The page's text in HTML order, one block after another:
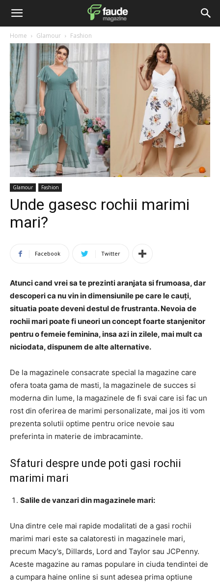
Home Glamour Fashion
Glamour Fashion
Unde gasesc rochii marimi
mari?
Facebook Twitter
Atunci cand vrei sa te prezinti aranjata si frumoasa, dar
descoperi ca nu vin in dimensiunile pe care le cauți,
situatia poate deveni destul de frustranta. Nevoia de
rochii mari poate fi uneori un concept foarte stanjenitor
pentru o femeie feminina, insa azi in zilele, mai mult ca
niciodata, dispunem de alte alternative.
De la magazinele consacrate special la magazine care
ofera toata gama de masti, la magazinele de succes si
moderna din lume, la magazinele de fi svai care isi fac un
rost din oferirea de marimi personalizate, mai jos iti vom
prezenta solutii optime pentru orice nevoie sau
preferinta in materie de imbracaminte.
Sfaturi despre unde poti gasi rochii
marimi mari
Salile de vanzari din magazinele mari:
Una dintre cele mai rapide modalitati de a gasi rochii
marimi mari este sa calatoresti in magazinele mari,
precum Macy’s, Dillards, Lord and Taylor sau JCPenny.
Aceste magazine au ramas populare in ciuda tendintei de
a cumpara haine online si sunt adesea prima optiune